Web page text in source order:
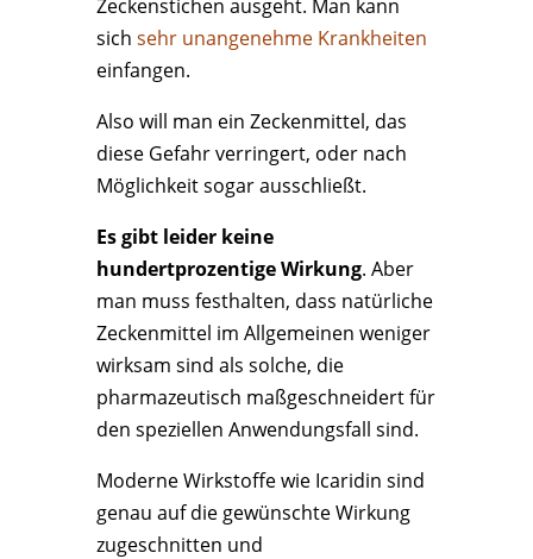
Zeckenstichen ausgeht. Man kann
sich sehr unangenehme Krankheiten
einfangen.
Also will man ein Zeckenmittel, das
diese Gefahr verringert, oder nach
Möglichkeit sogar ausschließt.
Es gibt leider keine
hundertprozentige Wirkung. Aber
man muss festhalten, dass natürliche
Zeckenmittel im Allgemeinen weniger
wirksam sind als solche, die
pharmazeutisch maßgeschneidert für
den speziellen Anwendungsfall sind.
Moderne Wirkstoffe wie Icaridin sind
genau auf die gewünschte Wirkung
zugeschnitten und